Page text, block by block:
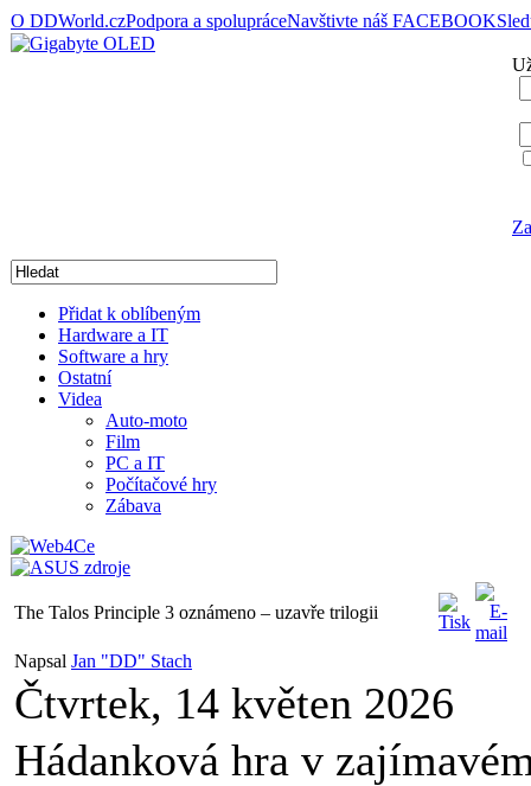
O DDWorld.czPodpora a spolupráceNavštivte náš FACEBOOK
Přidat k oblíbeným
Hardware a IT
Software a hry
Ostatní
Videa
Auto-moto
Film
PC a IT
Počítačové hry
Zábava
The Talos Principle 3 oznámeno – uzavře trilogii
Napsal Jan "DD" Stach
Čtvrtek, 14 květen 2026
Hádanková hra v